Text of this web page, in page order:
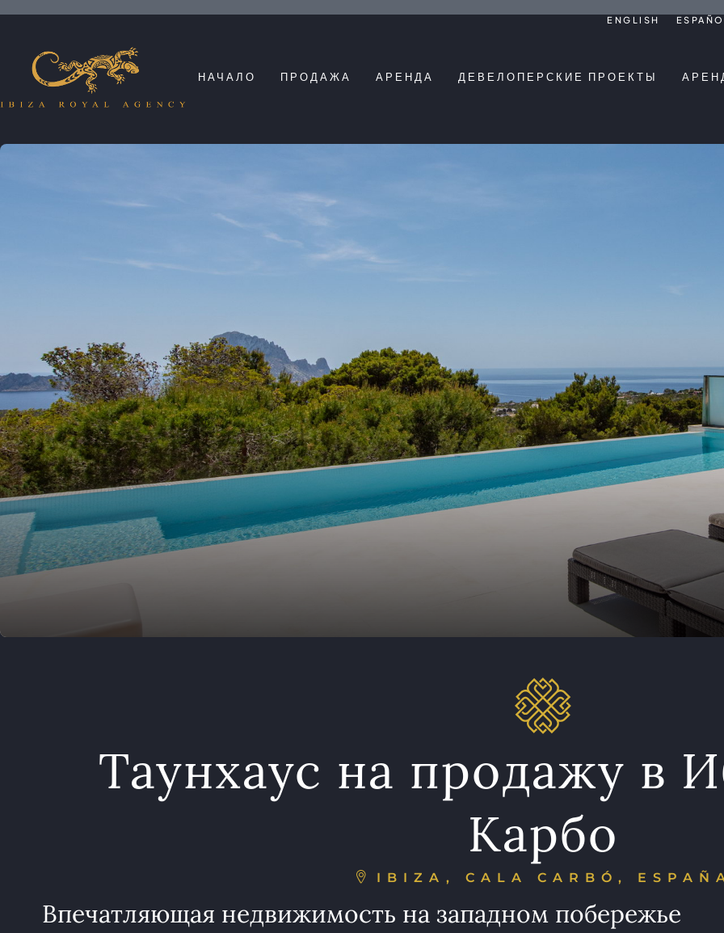
ENGLISH
НАЧАЛО ПРОДАЖА АРЕНДА ДЕВЕЛОПЕРСКИЕ ПРОЕКТЫ
Таунхаус на продажу в
Карбо
IBIZA, CALA CARBÓ,
Впечатляющая недвижимость на западном побережье